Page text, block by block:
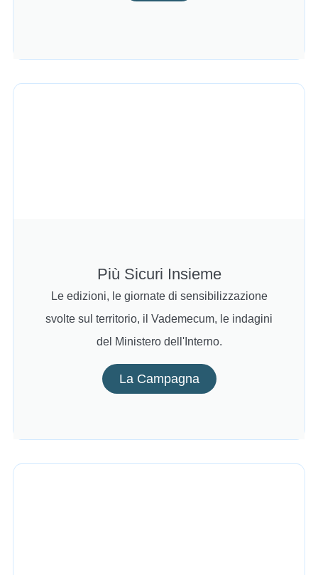
Più Sicuri Insieme
Le edizioni, le giornate di sensibilizzazione
svolte sul territorio, il Vademecum, le indagini
del Ministero dell'Interno.
La Campagna